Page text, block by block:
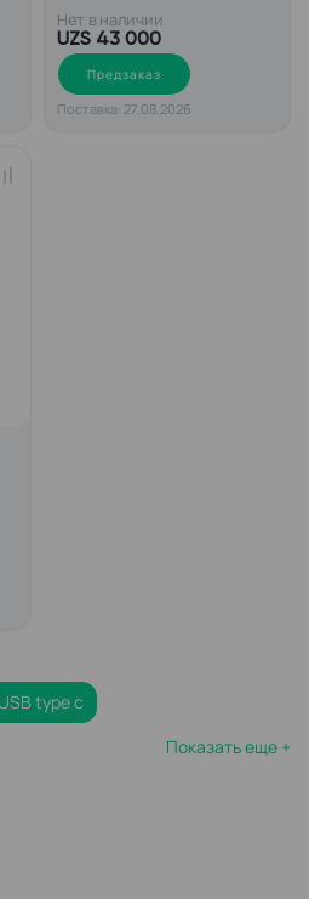
Нет в наличии
UZS 43 000
Предзаказ
Поставка: 27.08.2026
type c
Кабель micro USB черный
Показать еще +